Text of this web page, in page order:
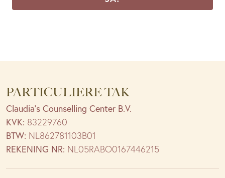
PARTICULIERE TAK
Claudia’s Counselling Center B.V.
KVK: 83229760
BTW: NL862781103B01
REKENING NR: NL05RABO0167446215